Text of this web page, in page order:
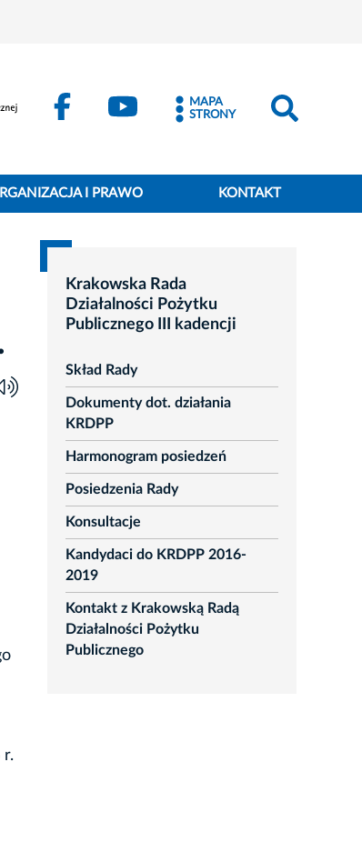
MAPA
STRONY
I PRAWO KONTAKT
r.
Krakowska Rada
Działalności Pożytku
Publicznego III kadencji
Skład Rady
Dokumenty dot. działania
KRDPP
Harmonogram posiedzeń
Posiedzenia Rady
Konsultacje
Kandydaci do KRDPP 2016-
2019
Kontakt z Krakowską Radą
Działalności Pożytku
Publicznego